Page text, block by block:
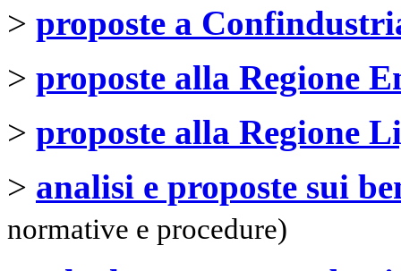
> proposte a
> proposte alla Regione
> proposte alla Regione
> analisi e proposte sui
normative e procedure)